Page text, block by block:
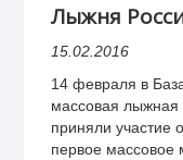
Лыжня
15.02.2016
14 февраля в
массовая лыжная
приняли участие
первое массовое